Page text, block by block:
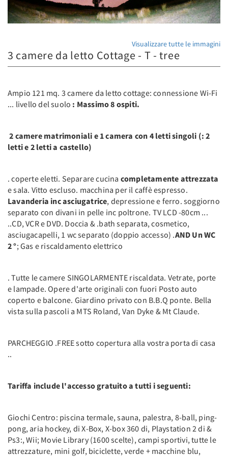
Visualizzare tutte le immagini
3 camere da letto Cottage - T - tree
Ampio 121 mq. 3 camere da letto cottage: connessione Wi-Fi
... livello del suolo : Massimo 8 ospiti.
2 camere matrimoniali e 1 camera con 4 letti singoli (: 2
letti e 2 letti a castello)
. coperte eletti. Separare cucina completamente attrezzata
e sala. Vitto escluso. macchina per il caffè espresso.
Lavanderia inc asciugatrice, depressione e ferro. soggiorno
separato con divani in pelle inc poltrone. TV LCD -80cm ...
..CD, VCR e DVD. Doccia & .bath separata, cosmetico,
asciugacapelli, 1 wc separato (doppio accesso) .AND Un WC
2 °; Gas e riscaldamento elettrico
. Tutte le camere SINGOLARMENTE riscaldata. Vetrate, porte
e lampade. Opere d'arte originali con fuori Posto auto
coperto e balcone. Giardino privato con B.B.Q ponte. Bella
vista sulla pascoli a MTS Roland, Van Dyke & Mt Claude.
PARCHEGGIO .FREE sotto copertura alla vostra porta di casa
..
Tariffa include l'accesso gratuito a tutti i seguenti:
Giochi Centro: piscina termale, sauna, palestra, 8-ball, ping-
pong, aria hockey, di X-Box, X-box 360 di, Playstation 2 di &
Ps3:, Wii; Movie Library (1600 scelte), campi sportivi, tutte le
attrezzature, mini golf, biciclette, verde + macchine blu,